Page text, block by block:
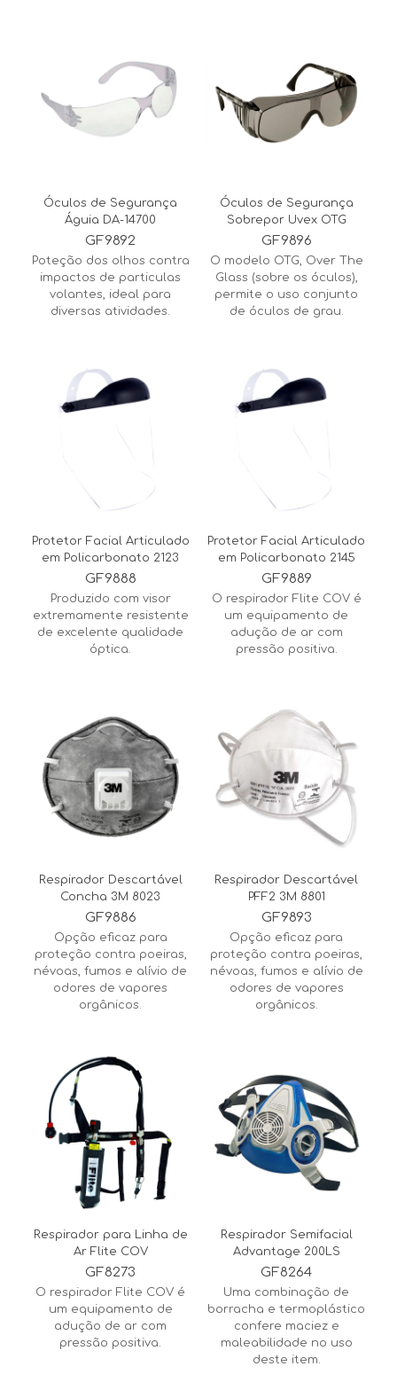
Óculos de Segurança
Águia DA-14700
GF9892
Poteção dos olhos contra
impactos de particulas
volantes, ideal para
diversas atividades.
Óculos de Segurança
Sobrepor Uvex OTG
GF9896
O modelo OTG, Over The
Glass (sobre os óculos),
permite o uso conjunto
de óculos de grau.
Protetor Facial Articulado
em Policarbonato 2123
GF9888
Produzido com visor
extremamente resistente
de excelente qualidade
óptica.
Protetor Facial Articulado
em Policarbonato 2145
GF9889
O respirador Flite COV é
um equipamento de
adução de ar com
pressão positiva.
Respirador Descartável
Concha 3M 8023
GF9886
Opção eficaz para
proteção contra poeiras,
névoas, fumos e alívio de
odores de vapores
orgânicos.
Respirador Descartável
PFF2 3M 8801
GF9893
Opção eficaz para
proteção contra poeiras,
névoas, fumos e alívio de
odores de vapores
orgânicos.
Respirador para Linha de
Ar Flite COV
GF8273
O respirador Flite COV é
um equipamento de
adução de ar com
pressão positiva.
Respirador Semifacial
Advantage 200LS
GF8264
Uma combinação de
borracha e termoplástico
confere maciez e
maleabilidade no uso
deste item.